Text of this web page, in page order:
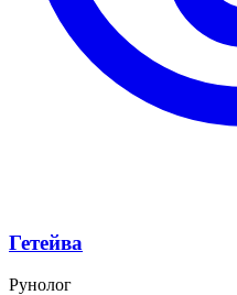
Гетейва
Рунолог